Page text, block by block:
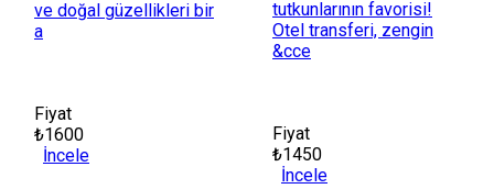
ve doğal güzellikleri bir
a
Fiyat
₺1600
İncele
tutkunlarının favorisi!
Otel transferi, zengin
&cce
Fiyat
₺1450
İncele